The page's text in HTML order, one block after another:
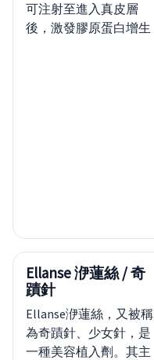
可注射至進入真皮層
後，激發膠原蛋白增生
Ellanse 洢蓮絲 / 奇
蹟針
Ellanse洢蓮絲，又被稱
為奇蹟針、少女針，是
一種美容植入劑。其主